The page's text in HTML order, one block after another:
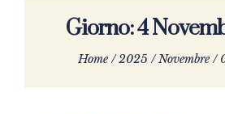
Giorno:4
Home /2025 /Novembre /